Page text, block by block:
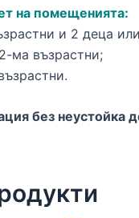
на помещенията:
и 2 деца
ма възрастни;
без неустойка